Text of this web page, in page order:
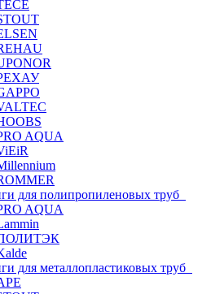
AQUA
для полипропиленовых труб
AQUA
для металлопластиковых труб